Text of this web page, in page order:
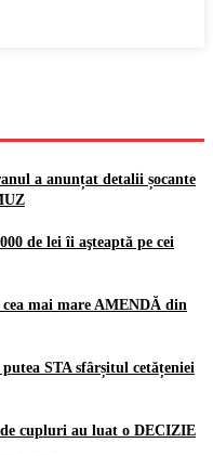
a anunțat detalii șocante
de lei îi aşteaptă pe cei
mai mare AMENDĂ din
STA sfârșitul cetățeniei
cupluri au luat o DECIZIE